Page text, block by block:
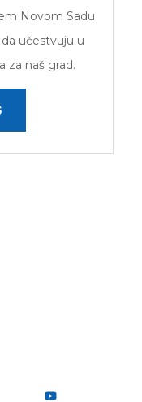
Novom Sadu
učestvuju u
za naš grad.